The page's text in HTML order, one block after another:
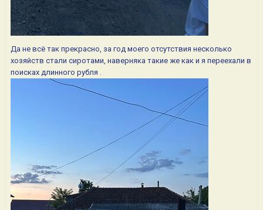
Да не всё так прекрасно, за год моего отсутствия несколько
хозяйств стали сиротами, наверняка такие же как и я переехали в
поисках длинного рубля .